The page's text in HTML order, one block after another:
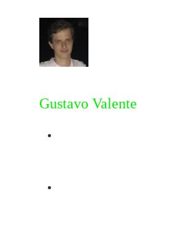
Gustavo Valente